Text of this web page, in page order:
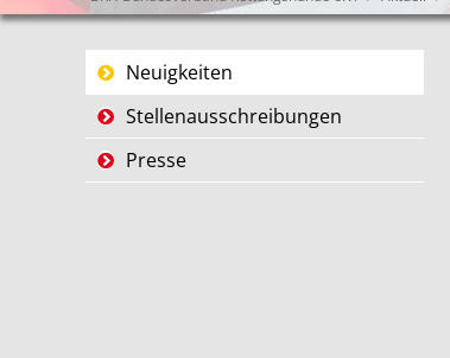
Navigation
überspringen
Neuigkeiten
Stellenausschreibungen
Presse